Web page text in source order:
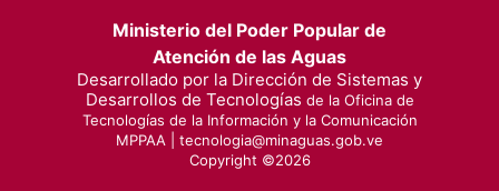
Ministerio del Poder Popular de
Atención de las Aguas
Desarrollado por la Dirección de Sistemas y
Desarrollos de Tecnologías de la Oficina de
Tecnologías de la Información y la Comunicación
MPPAA | tecnologia@minaguas.gob.ve
Copyright ©2026